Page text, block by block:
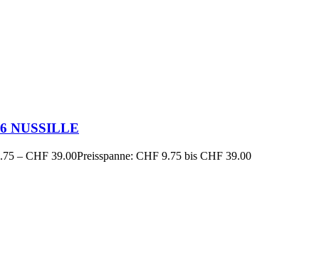
NUSSILLE
– CHF 39.00Preisspanne: CHF 9.75 bis CHF 39.00